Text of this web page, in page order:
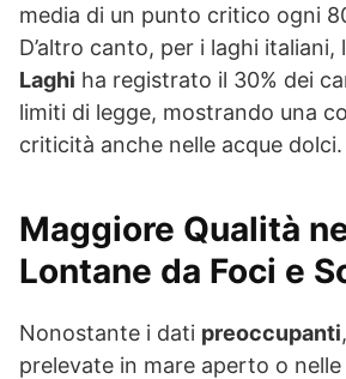
media di un punto critico ogni
D’altro canto, per i laghi italiani,
Laghi ha registrato il 30% dei
limiti di legge, mostrando una
criticità anche nelle acque dolci.
Maggiore Qualità
Lontane da Foci e
Nonostante i dati preoccupanti
prelevate in mare aperto o